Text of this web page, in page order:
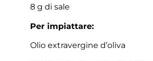
8 g di sale
Per impiattare:
Olio extravergine d’oliva